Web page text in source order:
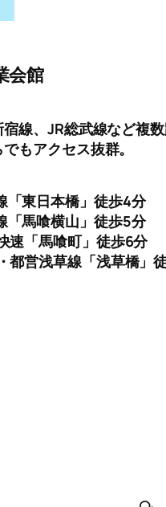
会館
線、JR総武線など複
もアクセス抜群。
「東日本橋」徒歩4分
「馬喰横山」徒歩5分
速「馬喰町」徒歩6分
都営浅草線「浅草橋」